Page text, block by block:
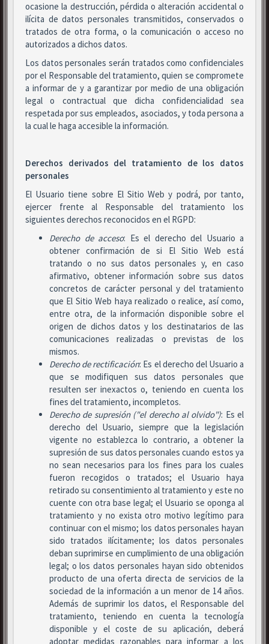
ocasione la destrucción, pérdida o alteración accidental o
ilícita de datos personales transmitidos, conservados o
tratados de otra forma, o la comunicación o acceso no
autorizados a dichos datos.
Los datos personales serán tratados como confidenciales
por el Responsable del tratamiento, quien se compromete
a informar de y a garantizar por medio de una obligación
legal o contractual que dicha confidencialidad sea
respetada por sus empleados, asociados, y toda persona a
la cual le haga accesible la información.
Derechos derivados del tratamiento de los datos
personales
El Usuario tiene sobre El Sitio Web y podrá, por tanto,
ejercer frente al Responsable del tratamiento los
siguientes derechos reconocidos en el RGPD:
Derecho de acceso: Es el derecho del Usuario a
obtener confirmación de si El Sitio Web está
tratando o no sus datos personales y, en caso
afirmativo, obtener información sobre sus datos
concretos de carácter personal y del tratamiento
que El Sitio Web haya realizado o realice, así como,
entre otra, de la información disponible sobre el
origen de dichos datos y los destinatarios de las
comunicaciones realizadas o previstas de los
mismos.
Derecho de rectificación: Es el derecho del Usuario a
que se modifiquen sus datos personales que
resulten ser inexactos o, teniendo en cuenta los
fines del tratamiento, incompletos.
Derecho de supresión ("el derecho al olvido"): Es el
derecho del Usuario, siempre que la legislación
vigente no establezca lo contrario, a obtener la
supresión de sus datos personales cuando estos ya
no sean necesarios para los fines para los cuales
fueron recogidos o tratados; el Usuario haya
retirado su consentimiento al tratamiento y este no
cuente con otra base legal; el Usuario se oponga al
tratamiento y no exista otro motivo legítimo para
continuar con el mismo; los datos personales hayan
sido tratados ilícitamente; los datos personales
deban suprimirse en cumplimiento de una obligación
legal; o los datos personales hayan sido obtenidos
producto de una oferta directa de servicios de la
sociedad de la información a un menor de 14 años.
Además de suprimir los datos, el Responsable del
tratamiento, teniendo en cuenta la tecnología
disponible y el coste de su aplicación, deberá
adoptar medidas razonables para informar a los